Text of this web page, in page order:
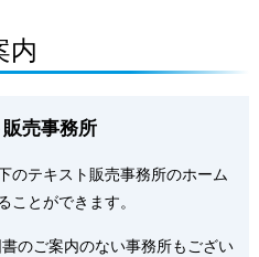
内
売事務所
のテキスト販売事務所のホーム
ことができます。
のご案内のない事務所もござい